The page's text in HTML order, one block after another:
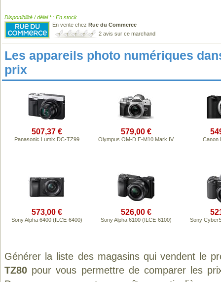
Disponibilité / délai * : En stock
En vente chez Rue du Commerce
2 avis sur ce marchand
Les appareils photo numériques
prix
507,37 €
Panasonic Lumix DC-TZ99
579,00 €
Olympus OM-D E-M10 Mark IV Canon
573,00 €
Sony Alpha 6400 (ILCE-6400)
526,00 €
Sony Alpha 6100 (ILCE-6100) Sony
Générer la liste des magasins qui vendent le
TZ80 pour vous permettre de comparer les